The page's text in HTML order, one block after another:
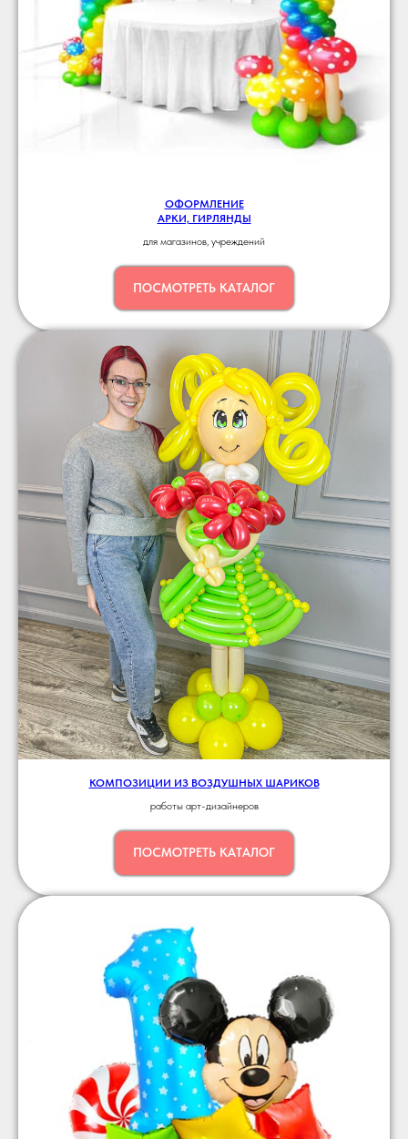
ОФОРМЛЕНИЕ
АРКИ, ГИРЛЯНДЫ
для магазинов, учреждений
ПОСМОТРЕТЬ КАТАЛОГ
КОМПОЗИЦИИ ИЗ ВОЗДУШНЫХ ШАРИКОВ
работы арт-дизайнеров
ПОСМОТРЕТЬ КАТАЛОГ